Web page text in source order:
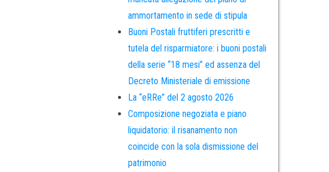
ammortamento in sede di stipula
Buoni Postali fruttiferi prescritti e
tutela del risparmiatore: i buoni postali
della serie “18 mesi” ed assenza del
Decreto Ministeriale di emissione
La “eRRe” del 2 agosto 2026
Composizione negoziata e piano
liquidatorio: il risanamento non
coincide con la sola dismissione del
patrimonio